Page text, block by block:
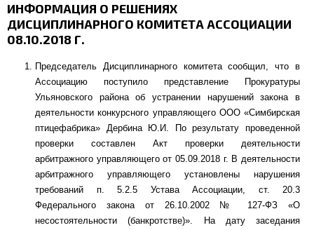
ИНФОРМАЦИЯ О РЕШЕНИЯХ
ДИСЦИПЛИНАРНОГО КОМИТЕТА АССОЦИАЦИИ
08.10.2018 Г.
Председатель Дисциплинарного комитета сообщил, что в
Ассоциацию поступило представление Прокуратуры
Ульяновского района об устранении нарушений закона в
деятельности конкурсного управляющего ООО «Симбирская
птицефабрика» Дербина Ю.И. По результату проведенной
проверки составлен Акт проверки деятельности
арбитражного управляющего от 05.09.2018 г. В деятельности
арбитражного управляющего установлены нарушения
требований п. 5.2.5 Устава Ассоциации, ст. 20.3
Федерального закона от 26.10.2002 № 127-ФЗ «О
несостоятельности (банкротстве)». На дату заседания